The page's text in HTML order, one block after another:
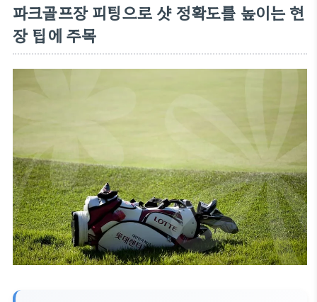
파크골프장 피팅으로 샷 정확도를 높이는 현
장 팁에 주목